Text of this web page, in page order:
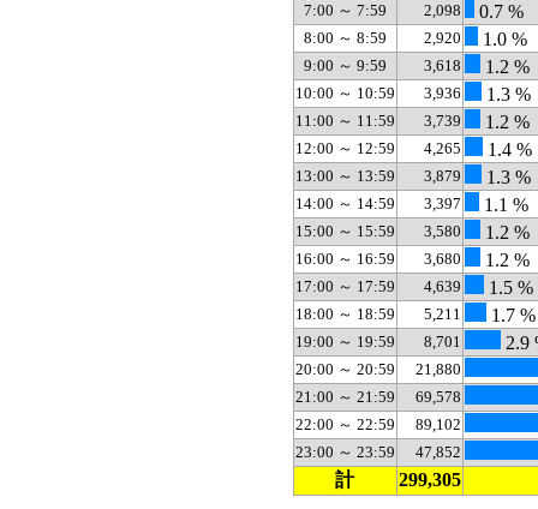
7:00 ～ 7:59 2,098 0.7 %
8:00 ～ 8:59 2,920 1.0 %
9:00 ～ 9:59 3,618 1.2 %
10:00 ～ 10:59 3,936 1.3 %
11:00 ～ 11:59 3,739 1.2 %
12:00 ～ 12:59 4,265 1.4 %
13:00 ～ 13:59 3,879 1.3 %
14:00 ～ 14:59 3,397 1.1 %
15:00 ～ 15:59 3,580 1.2 %
16:00 ～ 16:59 3,680 1.2 %
17:00 ～ 17:59 4,639 1.5 %
18:00 ～ 18:59 5,211 1.7 %
19:00 ～ 19:59 8,701 2.9
20:00 ～ 20:59
21,880
21:00 ～ 21:59
69,578
22:00 ～ 22:59
89,102
23:00 ～ 23:59
47,852
計 299,305